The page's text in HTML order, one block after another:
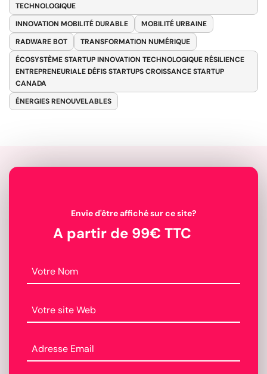
TECHNOLOGIQUE
INNOVATION MOBILITÉ DURABLE
MOBILITÉ URBAINE
RADWARE BOT
TRANSFORMATION NUMÉRIQUE
ÉCOSYSTÈME STARTUP INNOVATION TECHNOLOGIQUE RÉSILIENCE
ENTREPRENEURIALE DÉFIS STARTUPS CROISSANCE STARTUP
CANADA
ÉNERGIES RENOUVELABLES
Envie d'être affiché sur ce site?
A partir de 99€ TTC